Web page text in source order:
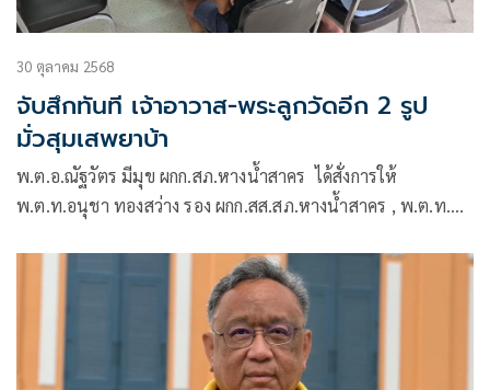
30 ตุลาคม 2568
จับสึกทันที เจ้าอาวาส-พระลูกวัดอีก 2 รูป
มั่วสุมเสพยาบ้า
พ.ต.อ.ณัฐวัตร มีมุข ผกก.สภ.หางน้ำสาคร ได้สั่งการให้
พ.ต.ท.อนุชา ทองสว่าง รอง ผกก.สส.สภ.หางน้ำสาคร , พ.ต.ท.สม